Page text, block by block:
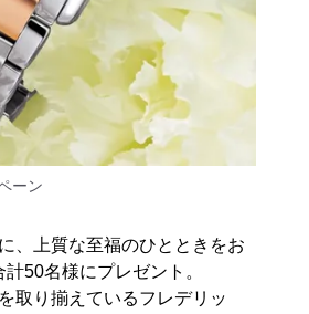
ーン
、上質な至福のひとときをお
50名様にプレゼント。
取り揃えているフレデリッ